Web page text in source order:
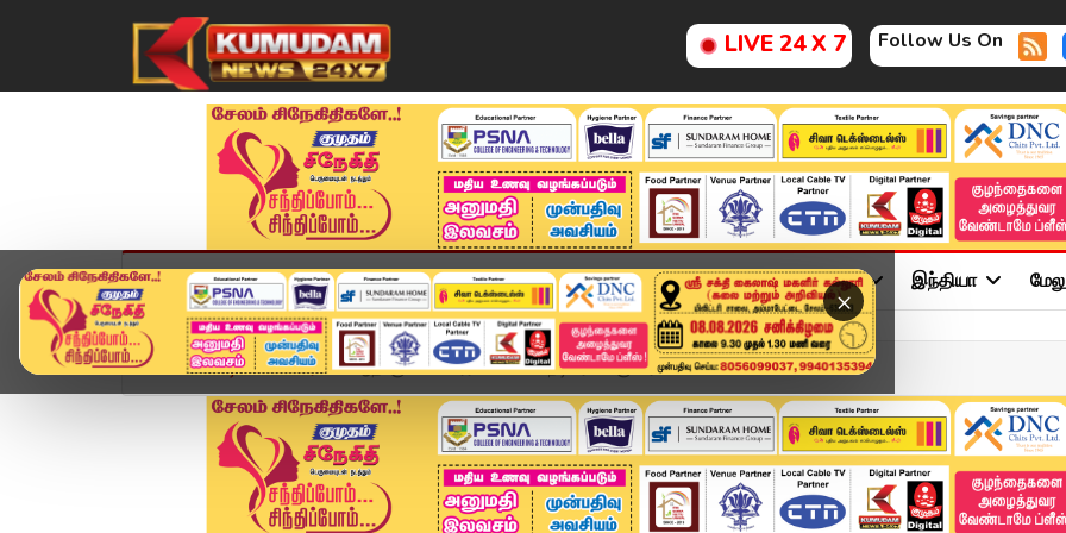
LIVE 24 X 7 Follow Us On
×
முகப்பு விளையாட்டு அண்மை தமிழ்நாடு சினிமா அரசியல் விளையாட்டு இந்தியா
Home வீடியோ ஸ்டோரி ஆதி கும்பேஸ்வரர் கோயிலில் நடிகர் சசிகுமார் சாமி...